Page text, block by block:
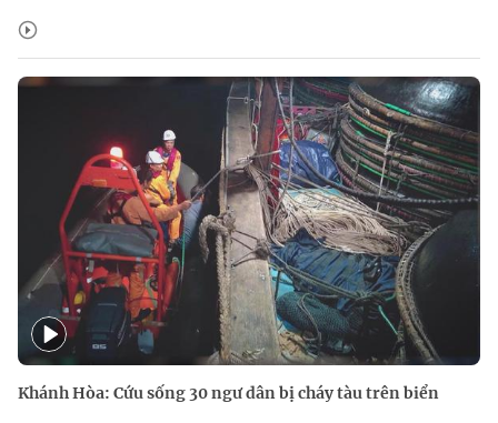
Khánh Hòa: Cứu sống 30 ngư dân bị cháy tàu trên biển